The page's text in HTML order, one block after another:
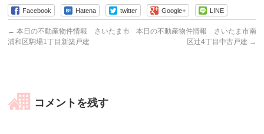
Facebook Hatena twitter Google+ LINE
← 本日の不動産物件情報 さいたま市
浦和区駒場1丁目新築戸建
本日の不動産物件情報 さいたま市南
区辻4丁目中古戸建 →
コメントを残す